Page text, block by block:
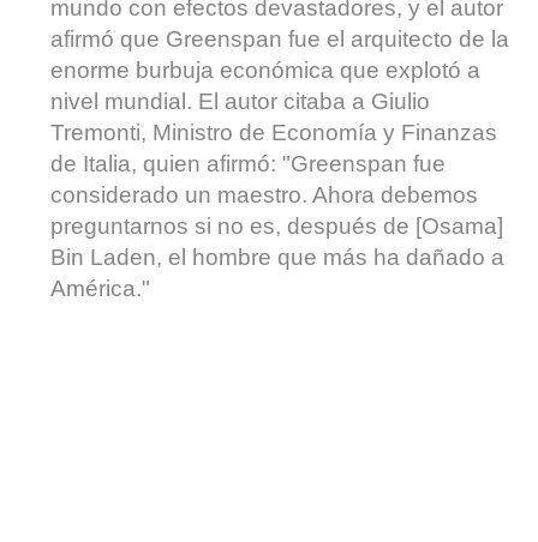
mundo con efectos devastadores, y el autor
afirmó que Greenspan fue el arquitecto de la
enorme burbuja económica que explotó a
nivel mundial. El autor citaba a Giulio
Tremonti, Ministro de Economía y Finanzas
de Italia, quien afirmó: "Greenspan fue
considerado un maestro. Ahora debemos
preguntarnos si no es, después de [Osama]
Bin Laden, el hombre que más ha dañado a
América."